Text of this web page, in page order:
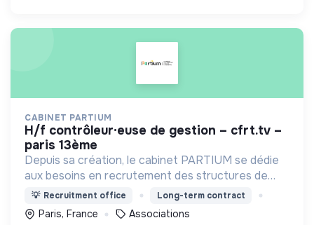
CABINET PARTIUM
h/f contrôleur·euse de gestion – cfrt.tv –
paris 13ème
Depuis sa création, le cabinet PARTIUM se dédie
aux besoins en recrutement des structures de
l'ESS, selon une démarche centrée à la fois sur
l'humain, les compétences, et une éthique
irréprochable.
💡 Recruitment office Long-term contract
Paris, France Associations